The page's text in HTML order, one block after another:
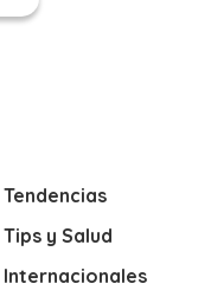
Tendencias
Tips y Salud
Internacionales